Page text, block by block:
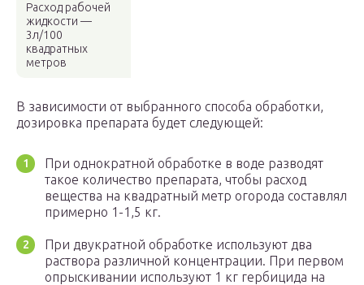
Расход рабочей
жидкости —
3л/100
квадратных
метров
В зависимости от выбранного способа обработки,
дозировка препарата будет следующей:
При однократной обработке в воде разводят
такое количество препарата, чтобы расход
вещества на квадратный метр огорода составлял
примерно 1-1,5 кг.
При двукратной обработке используют два
раствора различной концентрации. При первом
опрыскивании используют 1 кг гербицида на